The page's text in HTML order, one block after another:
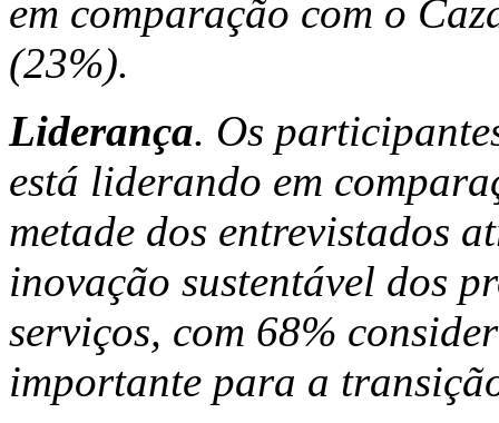
em comparação com o
(23%).
Liderança. Os
está liderando em
metade dos entrevistados
inovação sustentável dos
serviços, com 68%
importante para a